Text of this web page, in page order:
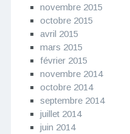
novembre 2015
octobre 2015
avril 2015
mars 2015
février 2015
novembre 2014
octobre 2014
septembre 2014
juillet 2014
juin 2014